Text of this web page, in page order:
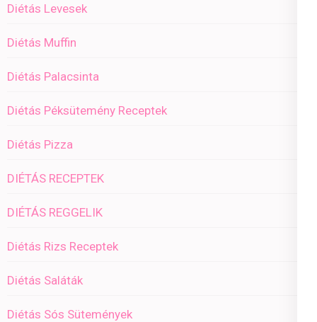
Diétás Levesek
Diétás Muffin
Diétás Palacsinta
Diétás Péksütemény Receptek
Diétás Pizza
DIÉTÁS RECEPTEK
DIÉTÁS REGGELIK
Diétás Rizs Receptek
Diétás Saláták
Diétás Sós Sütemények